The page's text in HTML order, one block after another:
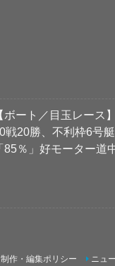
ボート／目玉レース
戦20勝、不利枠6号
85％」好モーター道
作・編集ポリシー ニュ